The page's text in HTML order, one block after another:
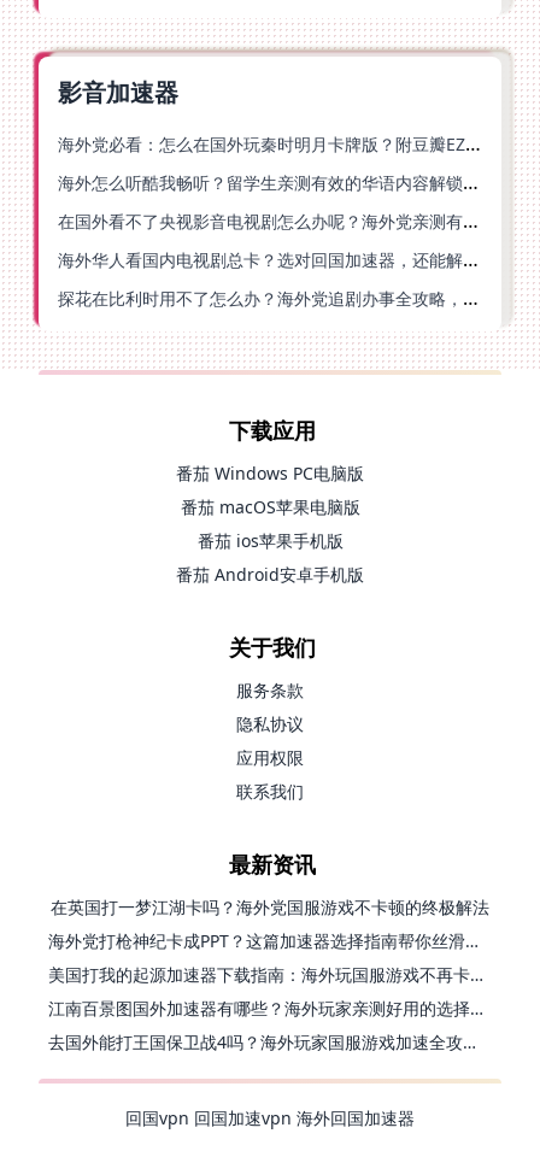
影音加速器
海外党必看：怎么在国外玩秦时明月卡牌版？附豆瓣EZCast地区限制破解法
海外怎么听酷我畅听？留学生亲测有效的华语内容解锁指南
在国外看不了央视影音电视剧怎么办呢？海外党亲测有效的回国加速方案
海外华人看国内电视剧总卡？选对回国加速器，还能解决菲律宾打不开反诈中心的问题
探花在比利时用不了怎么办？海外党追剧办事全攻略，选对加速器就够了
下载应用
番茄 Windows PC电脑版
番茄 macOS苹果电脑版
番茄 ios苹果手机版
番茄 Android安卓手机版
关于我们
服务条款
隐私协议
应用权限
联系我们
最新资讯
在英国打一梦江湖卡吗？海外党国服游戏不卡顿的终极解法
海外党打枪神纪卡成PPT？这篇加速器选择指南帮你丝滑上分
美国打我的起源加速器下载指南：海外玩国服游戏不再卡的终极方案
江南百景图国外加速器有哪些？海外玩家亲测好用的选择与避坑指南
去国外能打王国保卫战4吗？海外玩家国服游戏加速全攻略（附公主连结幻想江湖实测）
回国vpn 回国加速vpn 海外回国加速器